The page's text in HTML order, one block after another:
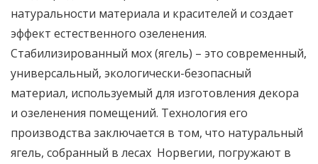
натуральности материала и красителей и создает
эффект естественного озеленения.
Стабилизированный мох (ягель) – это современный,
универсальный, экологически-безопасный
материал, используемый для изготовления декора
и озеленения помещений. Технология его
производства заключается в том, что натуральный
ягель, собранный в лесах Норвегии, погружают в